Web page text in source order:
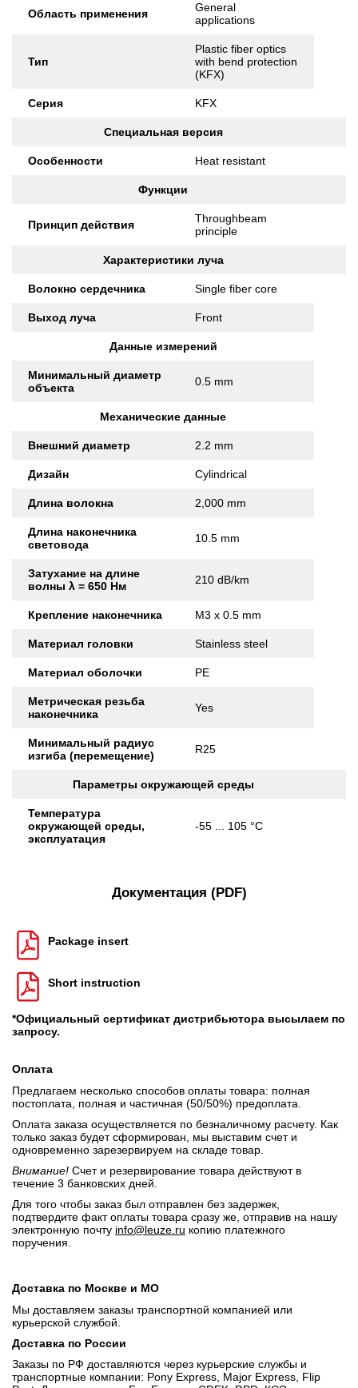
Область применения
General
applications
Тип
Plastic fiber optics
with bend protection
(KFX)
Серия KFX
Специальная версия
Особенности Heat resistant
Функции
Принцип действия
Throughbeam
principle
Характеристики луча
Волокно сердечника Single fiber core
Выход луча Front
Данные измерений
Минимальный диаметр
объекта
0.5 mm
Механические данные
Внешний диаметр 2.2 mm
Дизайн Cylindrical
Длина волокна 2,000 mm
Длина наконечника
световода
10.5 mm
Затухание на длине
волны λ = 650 Нм
210 dB/km
Крепление наконечника M3 x 0.5 mm
Материал головки Stainless steel
Материал оболочки PE
Метрическая резьба
наконечника
Yes
Минимальный радиус
изгиба (перемещение)
R25
Параметры окружающей среды
Температура
окружающей среды,
эксплуатация
-55 ... 105 °C
Документация (PDF)
Package insert
Short instruction
*Официальный сертификат дистрибьютора высылаем по
запросу.
Оплата
Предлагаем несколько способов оплаты товара: полная
постоплата, полная и частичная (50/50%) предоплата.
Оплата заказа осуществляется по безналичному расчету. Как
только заказ будет сформирован, мы выставим счет и
одновременно зарезервируем на складе товар.
Внимание! Счет и резервирование товара действуют в
течение 3 банковских дней.
Для того чтобы заказ был отправлен без задержек,
подтвердите факт оплаты товара сразу же, отправив на нашу
электронную почту info@leuze.ru копию платежного
поручения.
Доставка по Москве и МО
Мы доставляем заказы транспортной компанией или
курьерской службой.
Доставка по России
Заказы по РФ доставляются через курьерские службы и
транспортные компании: Pony Express, Major Express, Flip